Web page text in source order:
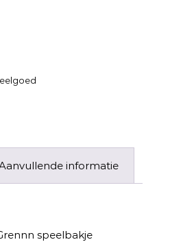
informatie
speelbakje